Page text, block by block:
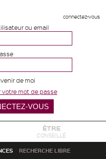
connectez-vous
ou email
de moi
votre mot de passe
ÊTRE
CONSEILLÉ
RECHERCHE LIBRE